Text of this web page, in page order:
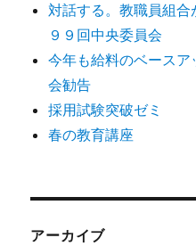
対話する。教職員組
９９回中央委員会
今年も給料のベース
会勧告
採用試験突破ゼミ
春の教育講座
アーカイブ